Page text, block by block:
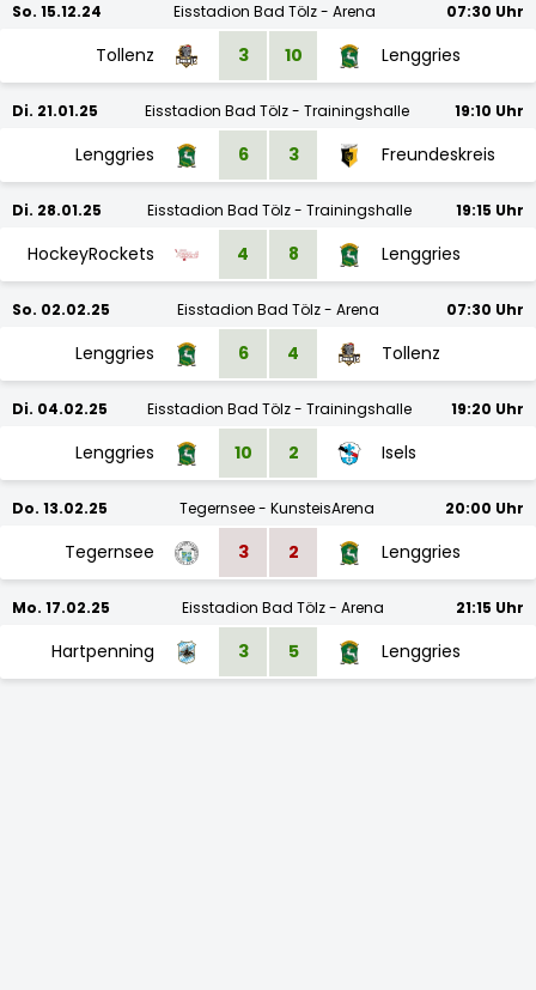
So. 15.12.24 Eisstadion Bad Tölz - Arena 07:30 Uhr
Tollenz 3 10 Lenggries
Di. 21.01.25 Eisstadion Bad Tölz - Trainingshalle 19:10 Uhr
Lenggries 6 3 Freundeskreis
Di. 28.01.25 Eisstadion Bad Tölz - Trainingshalle 19:15 Uhr
HockeyRockets 4 8 Lenggries
So. 02.02.25 Eisstadion Bad Tölz - Arena 07:30 Uhr
Lenggries 6 4 Tollenz
Di. 04.02.25 Eisstadion Bad Tölz - Trainingshalle 19:20 Uhr
Lenggries 10 2 Isels
Do. 13.02.25 Tegernsee - KunsteisArena 20:00 Uhr
Tegernsee 3 2 Lenggries
Mo. 17.02.25 Eisstadion Bad Tölz - Arena 21:15 Uhr
Hartpenning 3 5 Lenggries